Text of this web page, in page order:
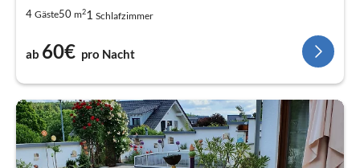
4 Gäste50 m21 Schlafzimmer
ab 60€ pro Nacht